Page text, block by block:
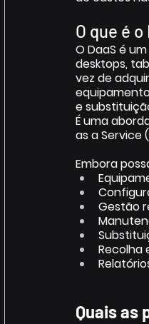
O que é
O DaaS é
desktops,
vez de
e
É uma
as a Service
Embora
Gestão
Recolha
Quais as